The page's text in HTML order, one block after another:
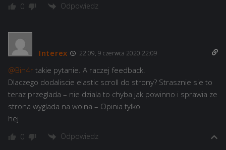
0 Odpowiedz
Interex 22:09, 9 czerwca 2020 22:09
@Bin4r takie pytanie. A raczej feedback.
Dlaczego dodaliscie elastic scroll do strony? Strasznie sie to
teraz przeglada – nie dziala to chyba jak powinno i sprawia ze
strona wyglada na wolna – Opinia tylko
hej
0 Odpowiedz